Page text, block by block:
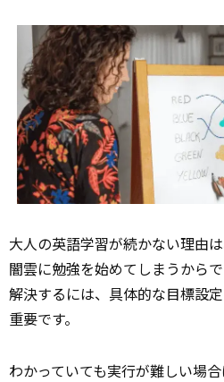
大人の英語学習が続かない理由
闇雲に勉強を始めてしまうからで
解決するには、具体的な目標設
重要です。
わかっていても実行が難しい場